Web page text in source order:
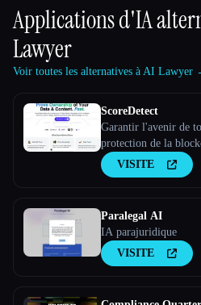
Applications d'IA
Lawyer
Voir toutes les alternatives à AI Lawyer
ScoreDetect
Garantir l'avenir de
protection de la
VISITE
Paralegal AI
IA parajuridique
VISITE